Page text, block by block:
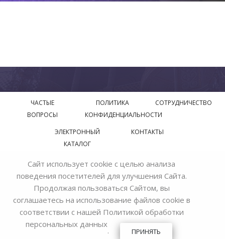
ЧАСТЫЕ
ВОПРОСЫ
ПОЛИТИКА
КОНФИДЕНЦИАЛЬНОСТИ
СОТРУДНИЧЕСТВО
ЭЛЕКТРОННЫЙ
КАТАЛОГ
КОНТАКТЫ
© 2018—2026 Официальный сайт завода производителя
Bohemia Ivele Crystal
Сайт использует cookie с целью анализа
поведения посетителей для улучшения Сайта.
Продолжая пользоваться Сайтом, вы
соглашаетесь на использование файлов cookie в
соответствии с нашей Политикой обработки
персональных данных
. ПРИНЯТЬ